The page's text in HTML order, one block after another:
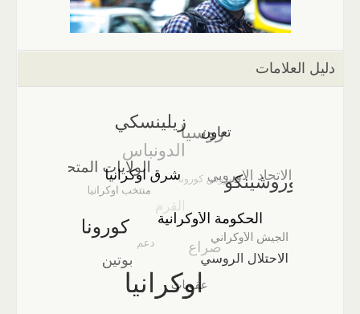
دليل العلامات